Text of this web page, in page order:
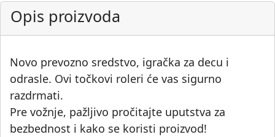
Opis proizvoda
Novo prevozno sredstvo, igračka za decu i
odrasle. Ovi točkovi roleri će vas sigurno
razdrmati.
Pre vožnje, pažljivo pročitajte uputstva za
bezbednost i kako se koristi proizvod!